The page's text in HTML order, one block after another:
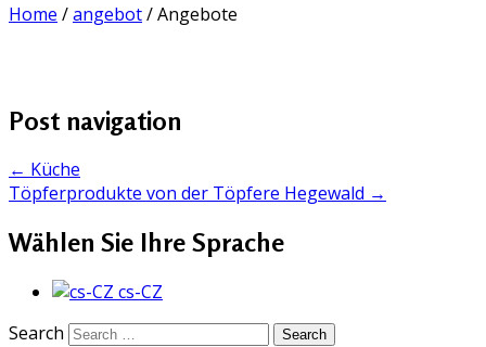
Home /angebot/Angebote
Post navigation
← Küche
Töpferprodukte von der Töpfere Hegewald →
Wählen Sie Ihre Sprache
cs-CZ
Search